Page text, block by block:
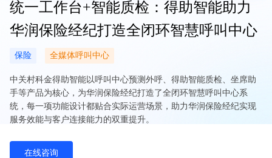
统一工作台+智能质检：得助智能助力
华润保险经纪打造全闭环智慧呼叫中心
保险 全媒体呼叫中心
中关村科金得助智能以呼叫中心预测外呼、得助智能质检、坐席助
手等产品为核心，为华润保险经纪打造了全闭环智慧呼叫中心系
统，每一项功能设计都贴合实际运营场景，助力华润保险经纪实现
服务效能与客户连接能力的双重提升。
在线咨询